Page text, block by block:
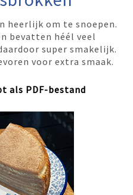
heerlijk om te snoepen.
bevatten héél veel
super smakelijk.
voor extra smaak.
als PDF-bestand